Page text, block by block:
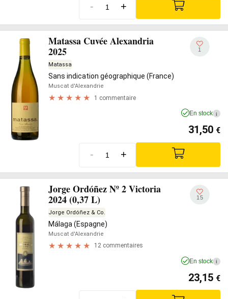
- +
Matassa Cuvée Alexandria
2025
Matassa
Sans indication géographique (France)
Muscat d'Alexandrie
1 commentaire
1
En stock i
31,50 €
- +
Jorge Ordóñez Nº 2 Victoria
2024 (0,37 L)
Jorge Ordóñez & Co.
Málaga (Espagne)
Muscat d'Alexandrie
12 commentaires
15
En stock i
23,15 €